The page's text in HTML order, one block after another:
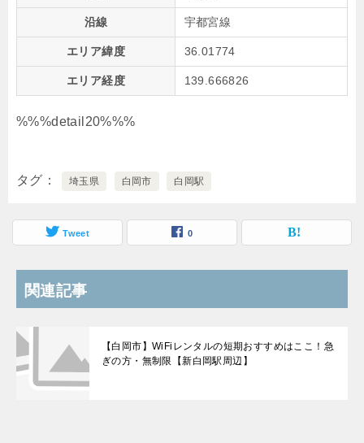
沿線 宇都宮線
エリア緯度 36.01774
エリア経度 139.666826
%%%detail20%%%
タグ 埼玉県 白岡市 白岡駅
Tweet 0
関連記事
【白岡市】WiFiレンタルの短期おすすめはここ！急
ぎの方・無制限【新白岡駅周辺】